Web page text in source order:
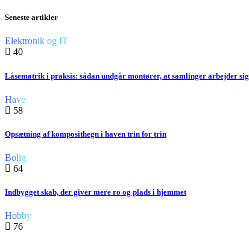
Seneste artikler
Elektronik og IT
40
Låsemøtrik i praksis: sådan undgår montører, at samlinger arbejder sig
Have
58
Opsætning af komposithegn i haven trin for trin
Bolig
64
Indbygget skab, der giver mere ro og plads i hjemmet
Hobby
76